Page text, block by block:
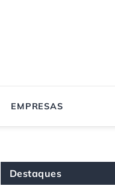
EMPRESAS
Destaques